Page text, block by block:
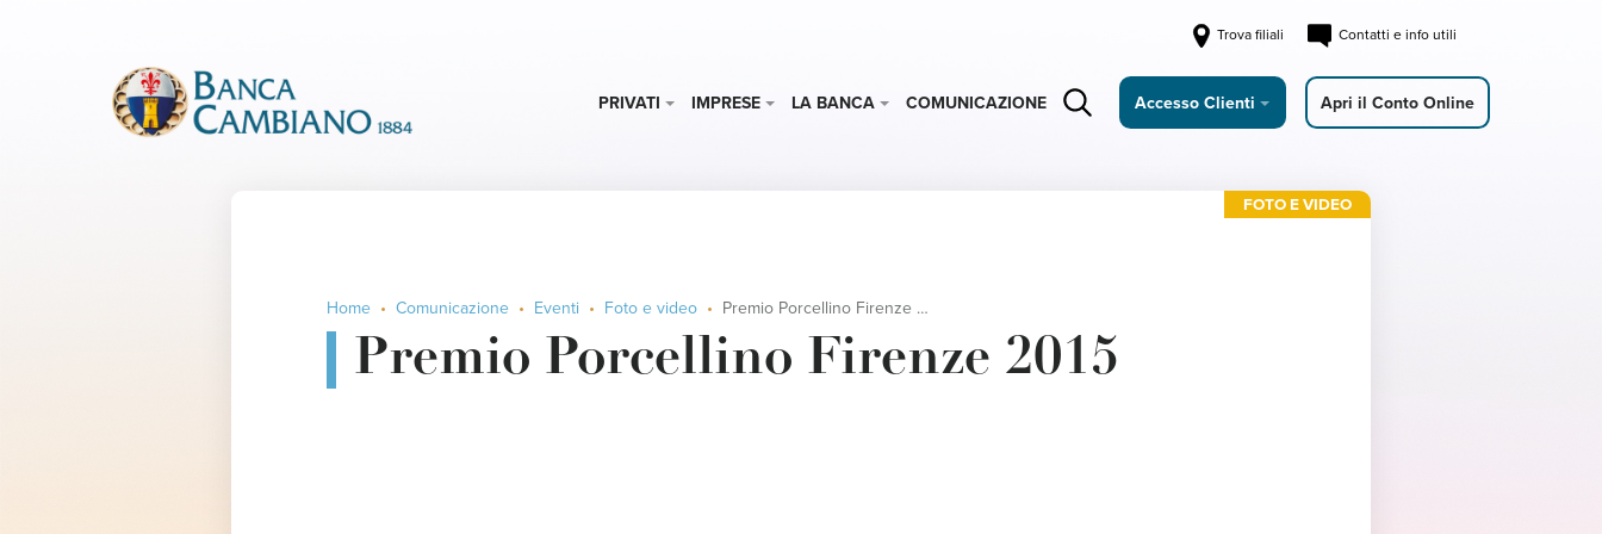
Trova filiali Contatti e info utili
PRIVATI IMPRESE LA BANCA COMUNICAZIONE Accesso Clienti Apri il Conto Online
Home Comunicazione Eventi Foto e video Premio Porcellino Firenze 2015
Premio Porcellino Firenze 2015
FOTO E VIDEO